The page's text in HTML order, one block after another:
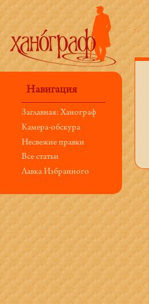
Навигация
Заглавная: Ханограф
Камера-обскура
Несвежие правки
Все статьи
Лавка Избранного